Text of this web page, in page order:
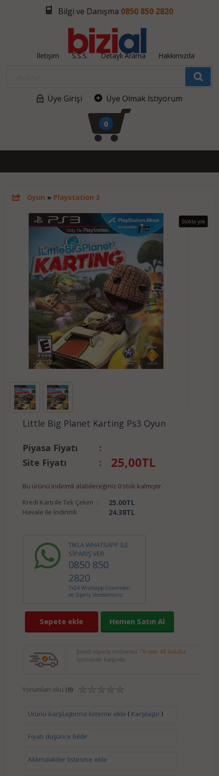
Bilgi ve Danışma 0850 850 2820
İletişim S.S.S. Detaylı Arama Hakkımızda
Üye Girişi Üye Olmak İstiyorum
0
Oyun » Playstation 3
Stokta yok
Little Big Planet Karting Ps3 Oyun
Piyasa Fiyatı
:
Site Fiyatı
: 25,00TL
Bu ürünü indirimli alabileceğiniz 0 stok kalmıştır.
Kredi Kartı ile Tek Çekim : 25.00TL
Havale ile İndirimli : 24.38TL
TIKLA WHATSAPP İLE
SİPARİŞ VER
0850 850
2820
7x24 Whatsapp Üzerinden
de Sipariş Verebilirsiniz.
Sepete ekle Hemen Satın Al
Şimdi sipariş verirseniz 76 saat 48 dakika
içerisinde kargoda.
Yorumları oku (0)
Ürünü karşılaştırma listeme ekle ( Karşılaştır)
Fiyatı düşünce bildir
Aklımdakiler listesine ekle